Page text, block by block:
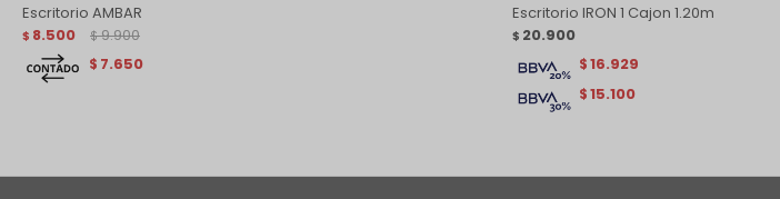
Escritorio AMBAR
$ 8.500 $ 9.900
$ 7.650
Escritorio IRON 1 Cajon 1.20m
$ 20.900
$ 15.100
$ 16.929